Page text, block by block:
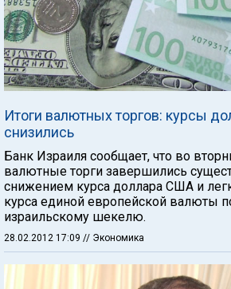
Итоги валютных торгов: курсы
снизились
Банк Израиля сообщает, что во
валютные торги завершились
снижением курса доллара США и
курса единой европейской валюты
израильскому шекелю.
28.02.2012 17:09 // Экономика